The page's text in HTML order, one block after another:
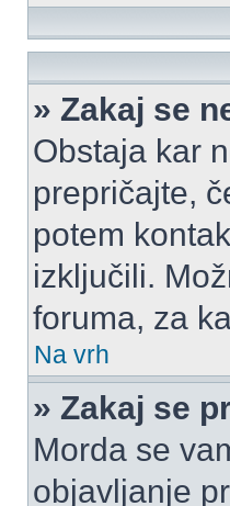
» Zakaj se
Obstaja kar
prepričajte,
potem
izključili.
foruma, za
Na vrh
» Zakaj se
Morda se
objavljanje